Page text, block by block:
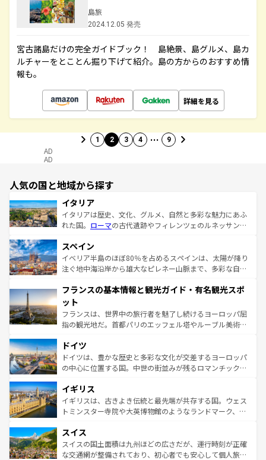
島旅
2024.12.05 発売
宮古諸島だけの完全ガイドブック！ 島絶景、島グルメ、島カ
ルチャーをとことん掘り下げて紹介。島の方からのおすすめ情
報も。
詳細を見る
1 2 3 4 … 9
AD
AD
人気の国と地域から探す
イタリア
イタリアは歴史、文化、グルメ、自然と多彩な魅力にあふ
れた国。 ローマの古代遺跡やフィレンツェのルネッサンス
ろん、トスカーナの美しい田園風景やアマルフィ海岸の絶
景など、自然景観も見逃せない。観光の合間には、本場の
ピザやパスタなど、絶品のイタリア料理を堪能することも
ませてくれるイタリアで、忘れられない旅をしてみよう！
なお、新着のイタリア情報は
しい。
スペイン
イベリア半島のほぼ80％を占めるスペインは、太陽が降り
注ぐ地中海沿岸から雄大なピレネー山脈まで、多彩な自然
文化が根付くこの国では、情熱的なフラメンコ、熱気あふ
れる闘牛、そして美味しいタパスが生活の一部となってい
る。首都マドリードの洗練された雰囲気や、バルセロナの
アートに溢れた街角から、地方では古代ローマ遺跡や中世
せる。地方によって風土や気候が異なるスペインはその個
性で訪れる人を魅了する。 なお、新着のスペイン情報は コ
ンテンツ一覧を参照してほしい。
フランスの基本情報と観光ガイド・有名観光スポ
ット
フランスは、世界中の旅行者を魅了し続けるヨーロッパ屈
指の観光地だ。首都パリのエッフェル塔やルーブル美術館
で、幅広い魅力が詰まっている。華麗な宮殿、歴史的な大
聖堂、美しいビーチ、そして豊かな自然が、訪れる者を心
から魅了する。また、フランスは美食の国としても知ら
いる。シャンパンの発祥地であるランス、プロヴァンスの
香り高いラベンダー畑など、多彩な楽しみ方が可能だ。さ
らに、パリ以外の地域にも魅力が溢れており、どの街角に
れる地方に足を運ぶとそれぞれで全く異なる文化を体験で
きるだろう。 なお、新着のフランス情報はコンテンツ一覧
を参照してほしい。
ドイツ
ドイツは、豊かな歴史と多彩な文化が交差するヨーロッパ
の中心に位置する国。中世の街並みが残るロマンチック街
顔を持つこの国は、どこを歩いても飽きることがない。ベ
ルリンの文化的活気、バイエルン州のアルプスの絶景、そ
してライン川沿いのワイン畑といった風景は必見。ビール
は、お酒好きな人にはぜひ体験してほしい。 なお、新着の
ドイツ情報はコンテンツ一覧を参照してほしい。
イギリス
イギリスは、古きよき伝統と最先端が共存する国。ウェス
トミンスター寺院や大英博物館のようなランドマーク、歴
リアごとに異なる魅力がある。また、優雅なアフタヌーン
ティー、ビール好きにはたまらない英国パブ、サッカー観
戦など、本場だからこそできる体験も豊富。イギリスを旅
スイス
スイスの国土面積は九州ほどの広さだが、運行時刻が正確
な交通網が整備されており、初心者でも安心して個人旅行